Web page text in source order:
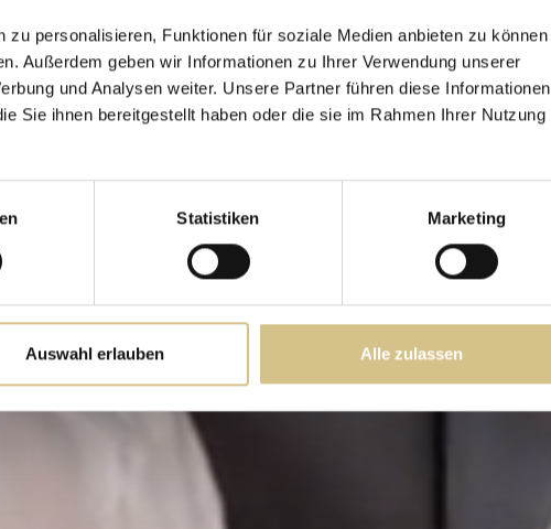
personalisieren, Funktionen für soziale Medien anbieten zu können
Außerdem geben wir Informationen zu Ihrer Verwendung unserer
und Analysen weiter. Unsere Partner führen diese Informationen
Sie ihnen bereitgestellt haben oder die sie im Rahmen Ihrer Nutzung
Statistiken Marketing
Auswahl erlauben Alle zulassen